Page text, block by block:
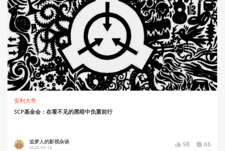
安利大帝
SCP基金会：在看不见的黑暗中负重前行
追梦人的影视杂谈
2020-05-16 98 66